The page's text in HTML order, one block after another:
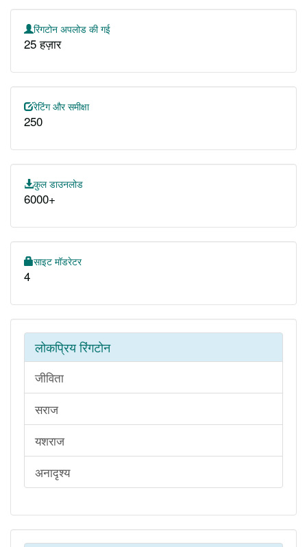
रिंगटोन अपलोड की गई
25 हज़ार
रेटिंग और समीक्षा
250
कुल डाउनलोड
6000+
साइट मॉडरेटर
4
लोकप्रिय रिंगटोन
जीविता
सराज
यशराज
अनादृश्य